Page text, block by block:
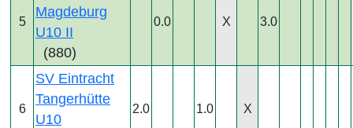
5
Magdeburg
U10 II
(880)
0.0 X 3.0
6
SV Eintracht
Tangerhütte
U10
2.0 1.0 X